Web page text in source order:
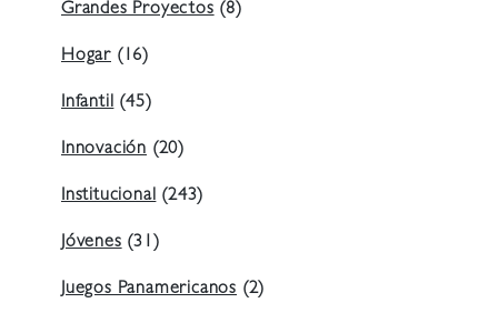
Grandes Proyectos(8)
Hogar (16)
Infantil(45)
Innovación (20)
Institucional(243)
Jóvenes(31)
Juegos Panamericanos (2)